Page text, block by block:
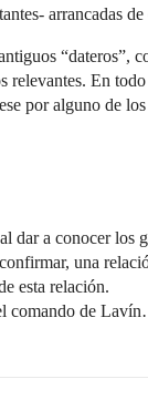
arrancadas de
“dateros”,
En
por alguno de
dar a conocer los
una
esta relación.
comando de